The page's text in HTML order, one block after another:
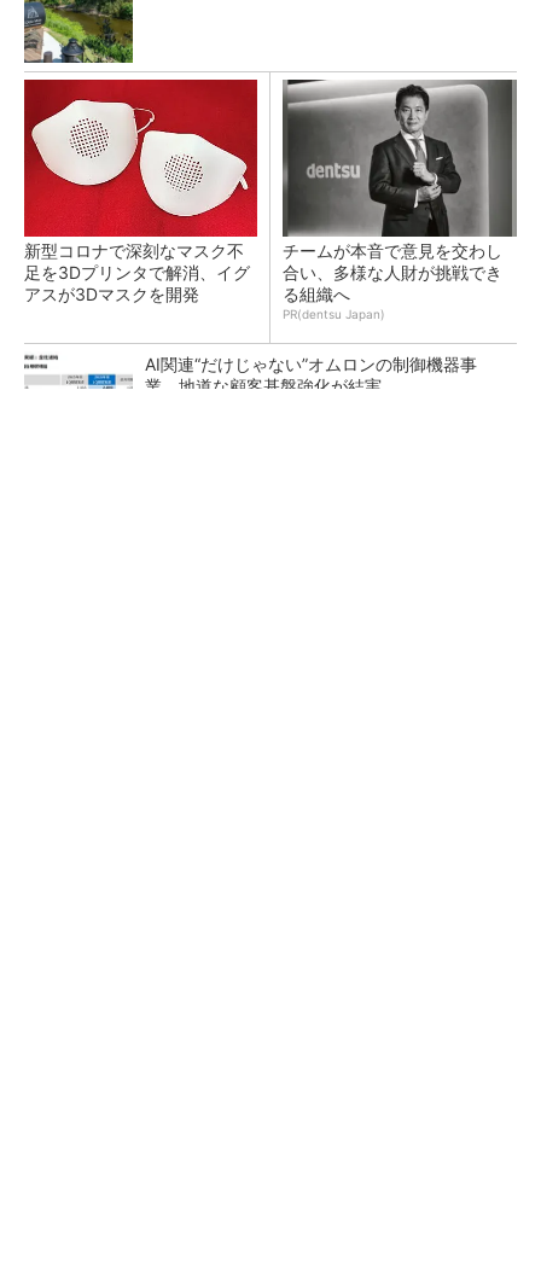
新型コロナで深刻なマスク不
足を3Dプリンタで解消、イグ
アスが3Dマスクを開発
チームが本音で意見を交わし
合い、多様な人財が挑戦でき
る組織へ
PR(dentsu Japan)
AI関連“だけじゃない”オムロンの制御機器事
業、地道な顧客基盤強化が結実